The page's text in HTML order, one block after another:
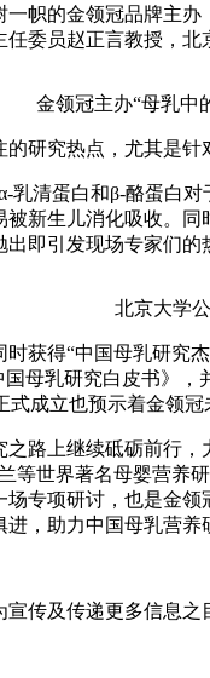
帜的金领冠品牌主
委员赵正言教授，
金领冠主办“母乳中
研究热点，尤其是
乳清蛋白和β-酪蛋白
新生儿消化吸收。
即引发现场专家们的
北京大学
得“中国母乳研究
母乳研究白皮书》
式成立也预示着金领
路上继续砥砺前行
等世界著名母婴营养
专项研讨，也是金
，助力中国母乳营养
传及传递更多信息